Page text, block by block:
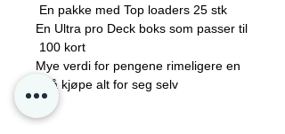
En pakke med Top loaders 25 stk
En Ultra pro Deck boks som passer til
100 kort
Mye verdi for pengene rimeligere en
å kjøpe alt for seg selv =)